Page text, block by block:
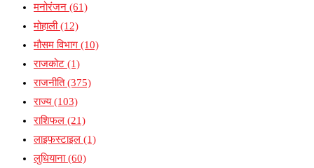
मनोरंजन (61)
मोहाली(12)
मौसम विभाग (10)
राजकोट (1)
राजनीति(375)
राज्य(103)
राशिफल (21)
लाइफस्टाइल (1)
लुधियाना(60)